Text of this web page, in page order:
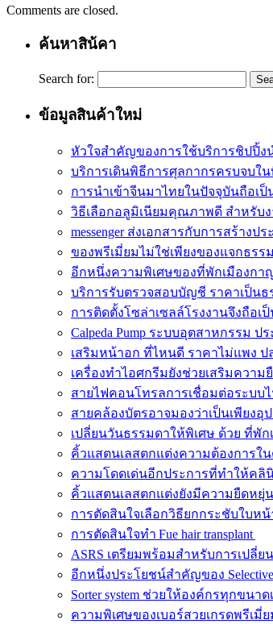
Comments are closed.
ค้นหาสิน้คา
Search for:
ข้อมูลสินค้าใหม่
หัวใจสำคัญของการใช้บริการชิปปิ้ง
บริการเดินพิธีการศุลกากรครบจบใน
การนำเข้าจีนมาไทยในปัจจุบันถือเ
วิธีเลือกอลูมิเนียมคุณภาพดี สำหรับ
messenger ส่งเอกสารกับการสร้าง
ของพรีเมี่ยมไม่ใช่เพียงของแจกธรร
อีกหนึ่งความพิเศษของที่พักเมืองกา
บริการรับตรวจสอบบัญชี ราคาเป็นธ
การติดตั้งโซล่าเซลล์โรงงานจึงถือ
Calpeda Pump ระบบอุตสาหกรรม
เสริมหน้าอก ที่ไหนดี ราคาไม่แพง ป
เครื่องทำไอศกรีมยังช่วยเสริมความ
สายไฟคอนโทรลการเชื่อมต่อระบบ
สายคล้องบัตรอาจมองว่าเป็นเพียงอุ
เปลี่ยนวันธรรมดาให้พิเศษ ด้วย ที่พั
คิ้วแสตนเลสตกแต่งความต้องการใ
ความโดดเด่นอีกประการที่ทำให้คลิ
คิ้วแสตนเลสตกแต่งยังมีความยืดหยุ่
การตัดสินใจเลือกวิธียกกระชับใบห
การตัดสินใจทำ Fue hair transplant
ASRS เตรียมพร้อมสำหรับการเปลี่
อีกหนึ่งประโยชน์สำคัญของ Selective
Sorter system ช่วยให้องค์กรทุกขนา
ความพิเศษของเบอร์สวยเกรดพรีเ